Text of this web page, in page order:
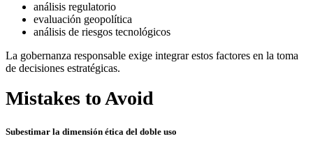
análisis regulatorio
evaluación geopolítica
análisis de riesgos tecnológicos
La gobernanza responsable exige integrar estos factores en la toma
de decisiones estratégicas.
Mistakes to Avoid
Subestimar la dimensión ética del doble uso